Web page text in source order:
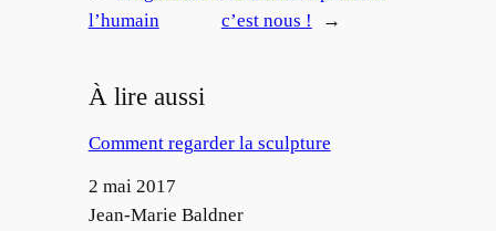
l’humain
c’est nous !
→
À lire aussi
Comment regarder la sculpture
Date
2 mai 2017
Auteur
Jean-Marie Baldner